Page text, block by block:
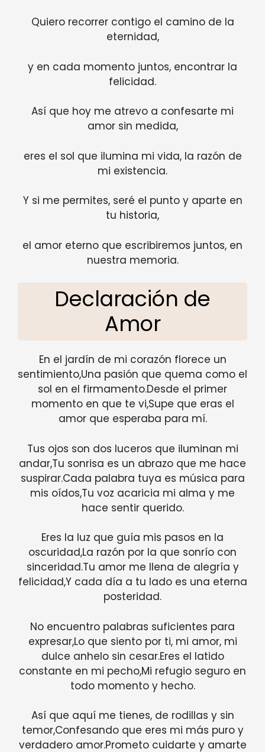
Quiero recorrer contigo el camino de la
eternidad,
y en cada momento juntos, encontrar la
felicidad.
Así que hoy me atrevo a confesarte mi
amor sin medida,
eres el sol que ilumina mi vida, la razón de
mi existencia.
Y si me permites, seré el punto y aparte en
tu historia,
el amor eterno que escribiremos juntos, en
nuestra memoria.
Declaración de
Amor
En el jardín de mi corazón florece un
sentimiento,Una pasión que quema como el
sol en el firmamento.Desde el primer
momento en que te vi,Supe que eras el
amor que esperaba para mí.
Tus ojos son dos luceros que iluminan mi
andar,Tu sonrisa es un abrazo que me hace
suspirar.Cada palabra tuya es música para
mis oídos,Tu voz acaricia mi alma y me
hace sentir querido.
Eres la luz que guía mis pasos en la
oscuridad,La razón por la que sonrío con
sinceridad.Tu amor me llena de alegría y
felicidad,Y cada día a tu lado es una eterna
posteridad.
No encuentro palabras suficientes para
expresar,Lo que siento por ti, mi amor, mi
dulce anhelo sin cesar.Eres el latido
constante en mi pecho,Mi refugio seguro en
todo momento y hecho.
Así que aquí me tienes, de rodillas y sin
temor,Confesando que eres mi más puro y
verdadero amor.Prometo cuidarte y amarte